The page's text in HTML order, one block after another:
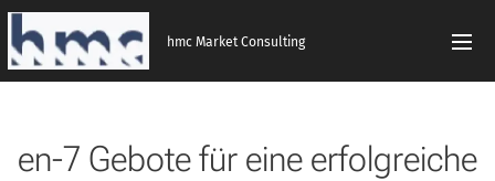
hmc Market Consulting
en-7 Gebote für eine erfolgreiche